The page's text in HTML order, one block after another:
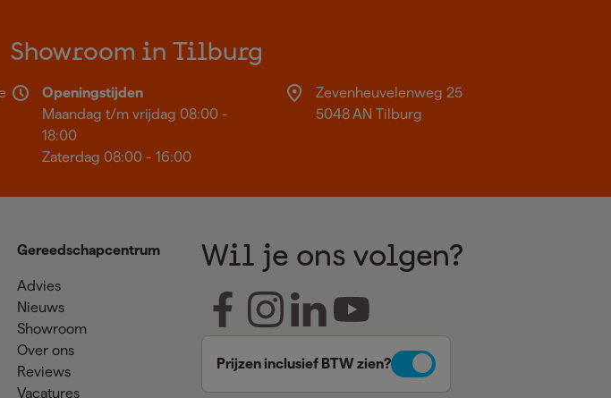
Showroom in Tilburg
Openingstijden
Maandag t/m vrijdag 08:00 -
18:00
Zaterdag 08:00 - 16:00
Zevenheuvelenweg 25
5048 AN Tilburg
Gereedschapcentrum
Advies
Nieuws
Showroom
Over ons
Reviews
Vacatures
Wil je ons volgen?
Prijzen inclusief BTW zien?